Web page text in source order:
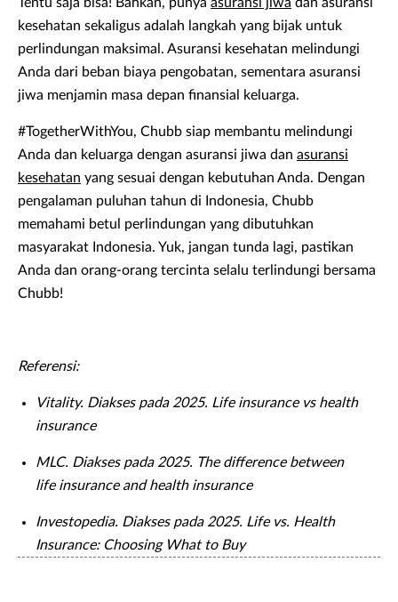
kesehatan sekaligus adalah langkah yang bijak untuk
perlindungan maksimal. Asuransi kesehatan melindungi
Anda dari beban biaya pengobatan, sementara asuransi
jiwa menjamin masa depan finansial keluarga.
#TogetherWithYou, Chubb siap membantu melindungi
Anda dan keluarga dengan asuransi jiwa dan asuransi
kesehatan yang sesuai dengan kebutuhan Anda. Dengan
pengalaman puluhan tahun di Indonesia, Chubb
memahami betul perlindungan yang dibutuhkan
masyarakat Indonesia. Yuk, jangan tunda lagi, pastikan
Anda dan orang-orang tercinta selalu terlindungi bersama
Chubb!
Referensi:
Vitality. Diakses pada 2025. Life insurance vs health
insurance
MLC. Diakses pada 2025. The difference between
life insurance and health insurance
Investopedia. Diakses pada 2025. Life vs. Health
Insurance: Choosing What to Buy